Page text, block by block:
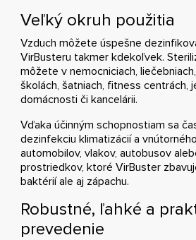
Veľký okruh použitia
Vzduch môžete úspešne
VirBusteru takmer kdekoľvek.
môžete v nemocniciach,
školách, šatniach, fitness centrách,
domácnosti či kancelárii.
Vďaka účinným schopnostiam sa
dezinfekciu klimatizácií a
automobilov, vlakov, autobusov
prostriedkov, ktoré VirBuster
baktérií ale aj zápachu.
Robustné, ľahké a
prevedenie